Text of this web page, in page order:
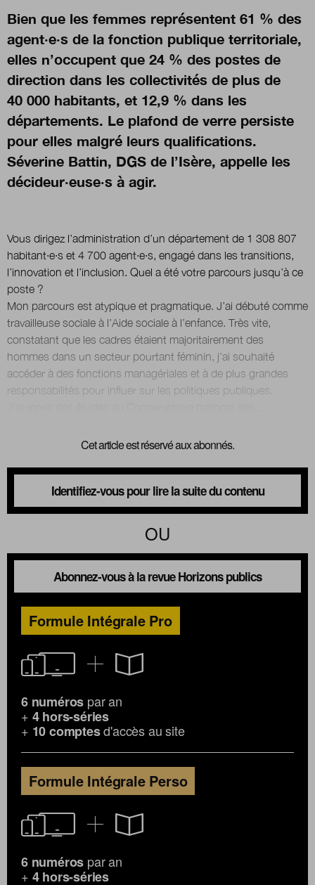
Nous suivre sur Twittersur
Bien que les femmes représentent 61 % des
agent·e·s de la fonction publique territoriale,
elles n’occupent que 24 % des postes de
direction dans les collectivités de plus de
40 000 habitants, et 12,9 % dans les
départements. Le plafond de verre persiste
pour elles malgré leurs qualifications.
Séverine Battin, DGS de l’Isère, appelle les
décideur·euse·s à agir.
Vous dirigez l’administration d’un département de 1 308 807
habitant·e·s et 4 700 agent·e·s, engagé dans les transitions,
l’innovation et l’inclusion. Quel a été votre parcours jusqu’à ce
poste ?
Mon parcours est atypique et pragmatique. J’ai débuté comme
travailleuse sociale à l’Aide sociale à l’enfance. Très vite,
constatant que les cadres étaient majoritairement des
hommes dans un secteur pourtant féminin, j’ai souhaité
accéder à des fonctions managériales et à de plus grandes
responsabilités pour influer sur les politiques publiques.
Cet article est réservé aux abonnés.
Identifiez-vous pour lire la suite du contenu
OU
Abonnez-vous à la revue Horizons publics
Formule Intégrale Pro
6 numéros par an
+ 4 hors-séries
+ 10 comptesd'accès au site
Formule Intégrale Perso
6 numéros par an
+ 4 hors-séries